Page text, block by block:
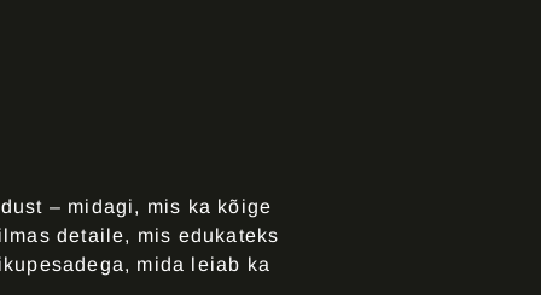
– midagi, mis ka kõige
detaile, mis edukateks
mida leiab ka